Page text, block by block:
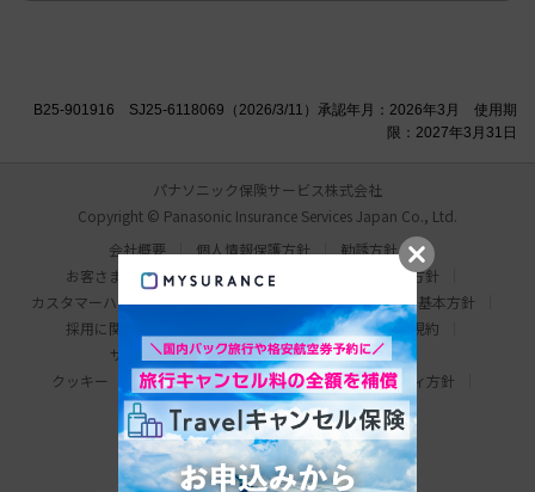
B25-901916 SJ25-6118069（2026/3/11）承認年月：2026年3月 使用期
限：2027年3月31日
パナソニック保険サービス株式会社
Copyright © Panasonic Insurance Services Japan Co., Ltd.
会社概要
個人情報保護方針
勧誘方針
お客さま本位の業務運営方針
比較説明・推奨販売方針
カスタマーハラスメント対応基本方針
情報セキュリティ基本方針
採用に関するお問い合わせ
わたしの保険手帳利用規約
サイトマップ
サイトのご利用にあたって
クッキー（Cookie）について
ウェブアクセシビリティ方針
パナソニック ホールディングス
Area/Country